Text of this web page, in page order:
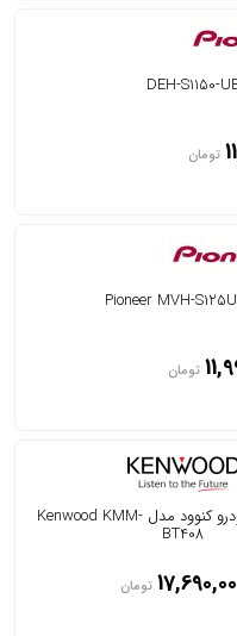
تومان
تومان
پخش کننده خودرو کنوود مدل Kenwood KMM-
BT408
تومان